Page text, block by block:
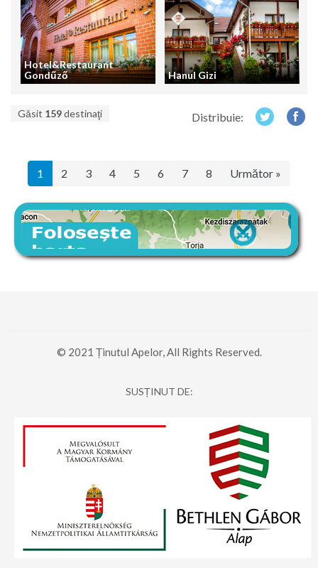
Hotel&Restaurant
Gondűző
Hanul Gizi
Găsit 159destinaţi Distribuie:
1 2 3 4 5 6 7 8 Următor »
© 2021 Ținutul Apelor, All Rights Reserved.
SUSȚINUT DE: